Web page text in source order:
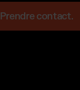
Prendre contact.